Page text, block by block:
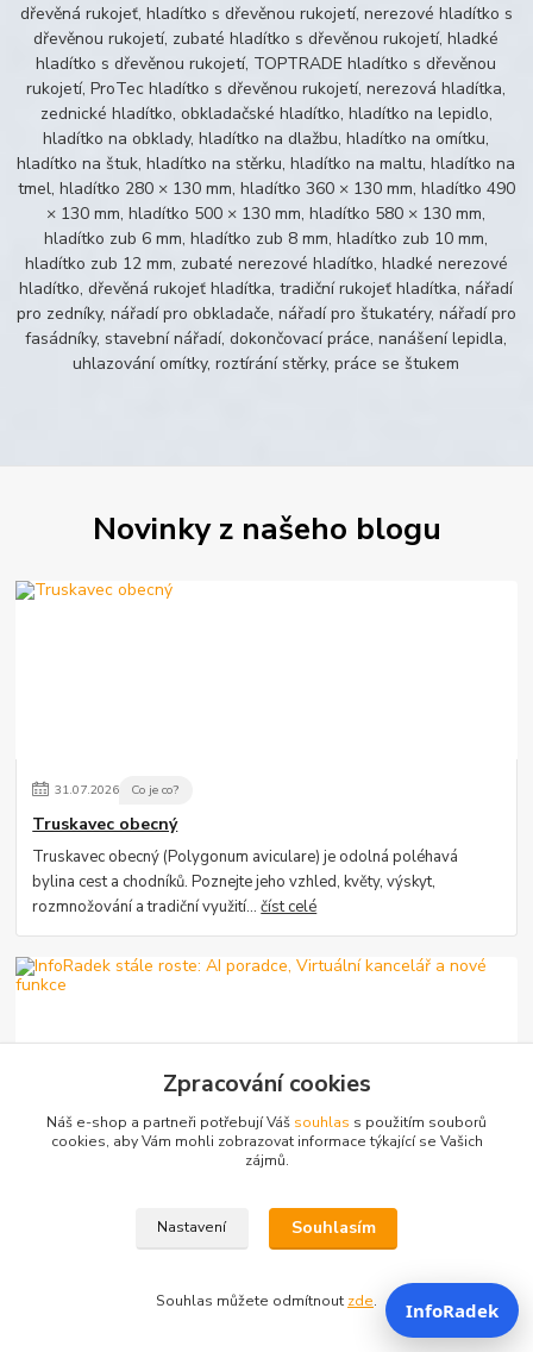
dřevěná rukojeť, hladítko s dřevěnou rukojetí, nerezové hladítko s
dřevěnou rukojetí, zubaté hladítko s dřevěnou rukojetí, hladké
hladítko s dřevěnou rukojetí, TOPTRADE hladítko s dřevěnou
rukojetí, ProTec hladítko s dřevěnou rukojetí, nerezová hladítka,
zednické hladítko, obkladačské hladítko, hladítko na lepidlo,
hladítko na obklady, hladítko na dlažbu, hladítko na omítku,
hladítko na štuk, hladítko na stěrku, hladítko na maltu, hladítko na
tmel, hladítko 280 × 130 mm, hladítko 360 × 130 mm, hladítko 490
× 130 mm, hladítko 500 × 130 mm, hladítko 580 × 130 mm,
hladítko zub 6 mm, hladítko zub 8 mm, hladítko zub 10 mm,
hladítko zub 12 mm, zubaté nerezové hladítko, hladké nerezové
hladítko, dřevěná rukojeť hladítka, tradiční rukojeť hladítka, nářadí
pro zedníky, nářadí pro obkladače, nářadí pro štukatéry, nářadí pro
fasádníky, stavební nářadí, dokončovací práce, nanášení lepidla,
uhlazování omítky, roztírání stěrky, práce se štukem
Novinky z našeho blogu
31.07.2026 Co je co?
Truskavec obecný
Truskavec obecný (Polygonum aviculare) je odolná poléhavá
bylina cest a chodníků. Poznejte jeho vzhled, květy, výskyt,
rozmnožování a tradiční využití...číst celé
InfoRadek se neustále vyvíjí podle potřeb uživatelů. Podívejte se na
Zpracování cookies
Náš e-shop a partneři potřebují Váš souhlas s použitím souborů
cookies, aby Vám mohli zobrazovat informace týkající se Vašich
zájmů.
Nastavení Souhlasím
Souhlas můžete odmítnout zde. InfoRadek